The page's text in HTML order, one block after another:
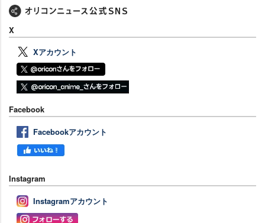
X
Xアカウント
Facebook
Facebookアカウント
Instagram
Instagramアカウント